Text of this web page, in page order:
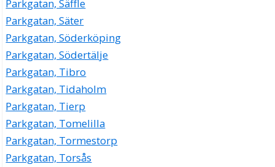
Parkgatan, Säffle
Parkgatan, Säter
Parkgatan, Söderköping
Parkgatan, Södertälje
Parkgatan, Tibro
Parkgatan, Tidaholm
Parkgatan, Tierp
Parkgatan, Tomelilla
Parkgatan, Tormestorp
Parkgatan, Torsås